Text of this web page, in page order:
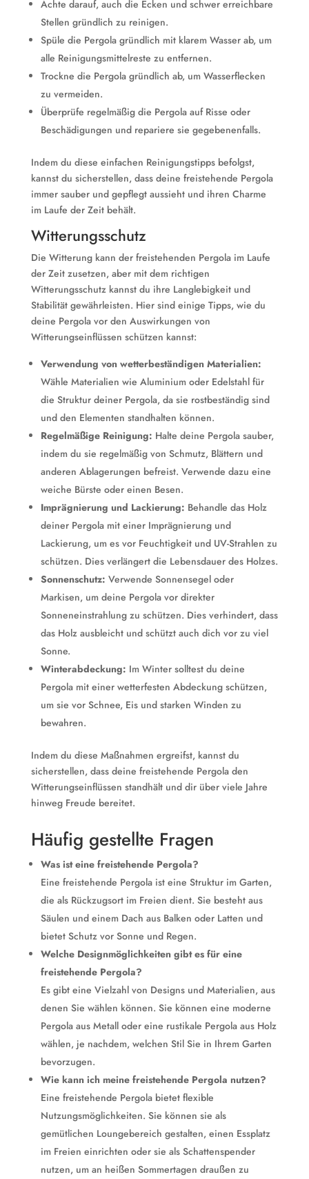
Achte darauf, auch die Ecken und schwer erreichbare
Stellen gründlich zu reinigen.
Spüle die Pergola gründlich mit klarem Wasser ab, um
alle Reinigungsmittelreste zu entfernen.
Trockne die Pergola gründlich ab, um Wasserflecken
zu vermeiden.
Überprüfe regelmäßig die Pergola auf Risse oder
Beschädigungen und repariere sie gegebenenfalls.
Indem du diese einfachen Reinigungstipps befolgst,
kannst du sicherstellen, dass deine freistehende Pergola
immer sauber und gepflegt aussieht und ihren Charme
im Laufe der Zeit behält.
Witterungsschutz
Die Witterung kann der freistehenden Pergola im Laufe
der Zeit zusetzen, aber mit dem richtigen
Witterungsschutz kannst du ihre Langlebigkeit und
Stabilität gewährleisten. Hier sind einige Tipps, wie du
deine Pergola vor den Auswirkungen von
Witterungseinflüssen schützen kannst:
Verwendung von wetterbeständigen Materialien:
Wähle Materialien wie Aluminium oder Edelstahl für
die Struktur deiner Pergola, da sie rostbeständig sind
und den Elementen standhalten können.
Regelmäßige Reinigung: Halte deine Pergola sauber,
indem du sie regelmäßig von Schmutz, Blättern und
anderen Ablagerungen befreist. Verwende dazu eine
weiche Bürste oder einen Besen.
Imprägnierung und Lackierung: Behandle das Holz
deiner Pergola mit einer Imprägnierung und
Lackierung, um es vor Feuchtigkeit und UV-Strahlen zu
schützen. Dies verlängert die Lebensdauer des Holzes.
Sonnenschutz: Verwende Sonnensegel oder
Markisen, um deine Pergola vor direkter
Sonneneinstrahlung zu schützen. Dies verhindert, dass
das Holz ausbleicht und schützt auch dich vor zu viel
Sonne.
Winterabdeckung: Im Winter solltest du deine
Pergola mit einer wetterfesten Abdeckung schützen,
um sie vor Schnee, Eis und starken Winden zu
bewahren.
Indem du diese Maßnahmen ergreifst, kannst du
sicherstellen, dass deine freistehende Pergola den
Witterungseinflüssen standhält und dir über viele Jahre
hinweg Freude bereitet.
Häufig gestellte Fragen
Was ist eine freistehende Pergola?
Eine freistehende Pergola ist eine Struktur im Garten,
die als Rückzugsort im Freien dient. Sie besteht aus
Säulen und einem Dach aus Balken oder Latten und
bietet Schutz vor Sonne und Regen.
Welche Designmöglichkeiten gibt es für eine
freistehende Pergola?
Es gibt eine Vielzahl von Designs und Materialien, aus
denen Sie wählen können. Sie können eine moderne
Pergola aus Metall oder eine rustikale Pergola aus Holz
wählen, je nachdem, welchen Stil Sie in Ihrem Garten
bevorzugen.
Wie kann ich meine freistehende Pergola nutzen?
Eine freistehende Pergola bietet flexible
Nutzungsmöglichkeiten. Sie können sie als
gemütlichen Loungebereich gestalten, einen Essplatz
im Freien einrichten oder sie als Schattenspender
nutzen, um an heißen Sommertagen draußen zu